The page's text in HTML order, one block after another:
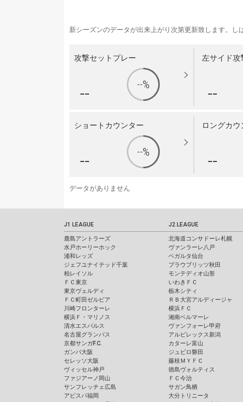
新シーズンのデータが出来上がり次第更新致します。し
攻撃セットプレー
-- --%
左サイド攻
--
ショートカウンター
-- --%
ロングカウ
--
データがありません
J1 LEAGUE
鹿島アントラーズ
水戸ホーリーホック
浦和レッズ
ジェフユナイテッド千葉
柏レイソル
ＦＣ東京
東京ヴェルディ
ＦＣ町田ゼルビア
川崎フロンターレ
横浜Ｆ・マリノス
清水エスパルス
名古屋グランパス
京都サンガF.C.
ガンバ大阪
セレッソ大阪
ヴィッセル神戸
ファジアーノ岡山
サンフレッチェ広島
アビスパ福岡
J2 LEAGUE
北海道コンサドーレ札幌
ヴァンラーレ八戸
ベガルタ仙台
ブラウブリッツ秋田
モンテディオ山形
いわきＦＣ
栃木シティ
ＲＢ大宮アルディージャ
横浜ＦＣ
湘南ベルマーレ
ヴァンフォーレ甲府
アルビレックス新潟
カターレ富山
ジュビロ磐田
藤枝ＭＹＦＣ
徳島ヴォルティス
ＦＣ今治
サガン鳥栖
大分トリニータ